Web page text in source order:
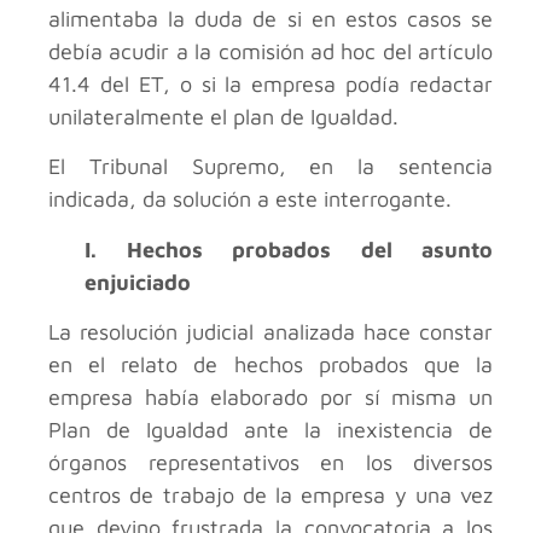
alimentaba la duda de si en estos casos se
debía acudir a la comisión ad hoc del artículo
41.4 del ET, o si la empresa podía redactar
unilateralmente el plan de Igualdad.
El Tribunal Supremo, en la sentencia
indicada, da solución a este interrogante.
I. Hechos probados del asunto
enjuiciado
La resolución judicial analizada hace constar
en el relato de hechos probados que la
empresa había elaborado por sí misma un
Plan de Igualdad ante la inexistencia de
órganos representativos en los diversos
centros de trabajo de la empresa y una vez
que devino frustrada la convocatoria a los